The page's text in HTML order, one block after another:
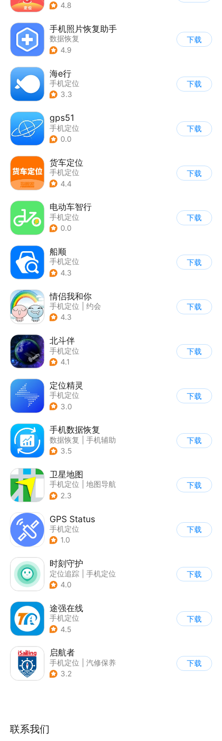
4.8
手机照片恢复助手
数据恢复
4.9
下载
海e行
手机定位
3.3
下载
gps51
手机定位
0.0
下载
货车定位
手机定位
4.4
下载
电动车智行
手机定位
0.0
下载
船顺
手机定位
4.3
下载
情侣我和你
手机定位
约会
4.3
下载
北斗伴
手机定位
4.1
下载
定位精灵
手机定位
3.0
下载
手机数据恢复
数据恢复
手机辅助
3.5
下载
卫星地图
手机定位
地图导航
2.3
下载
GPS Status
手机定位
1.0
下载
时刻守护
定位追踪
手机定位
4.0
下载
途强在线
手机定位
4.5
下载
启航者
手机定位
汽修保养
3.2
下载
联系我们